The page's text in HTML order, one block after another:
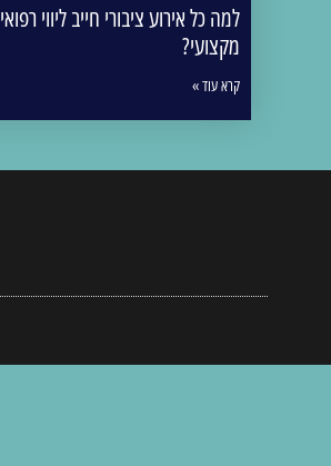
למה כל אירוע ציבורי חייב ליווי רפואי
מקצועי?
קרא עוד »